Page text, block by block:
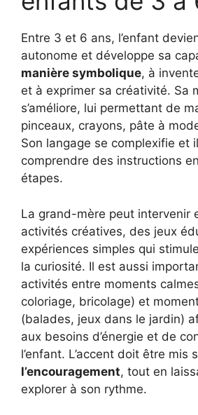
Entre 3 et 6 ans, l’enfant
autonome et développe sa
manière symbolique, à
et à exprimer sa créativité. Sa
s’améliore, lui permettant de
pinceaux, crayons, pâte à
Son langage se complexifie et
comprendre des instructions
étapes.
La grand-mère peut intervenir
activités créatives, des jeux
expériences simples qui
la curiosité. Il est aussi
activités entre moments
coloriage, bricolage) et
(balades, jeux dans le jardin)
aux besoins d’énergie et de
l’enfant. L’accent doit être mis
l’encouragement, tout en
explorer à son rythme.